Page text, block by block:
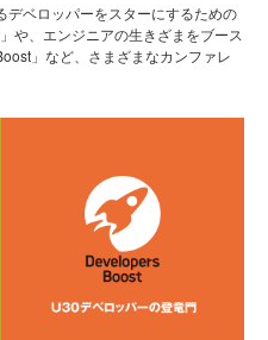
ベロッパーをスターにするための
や、エンジニアの生きざまをブース
」など、さまざまなカンファレ